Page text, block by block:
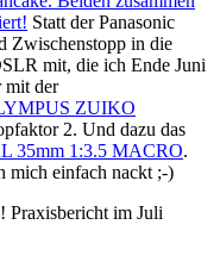
Statt der Panasonic
Zwischenstopp in die
mit, die ich Ende Juni
mit der
ZUIKO
2. Und dazu das
35mm 1:3.5 MACRO.
mich einfach nackt ;-)
Praxisbericht im Juli